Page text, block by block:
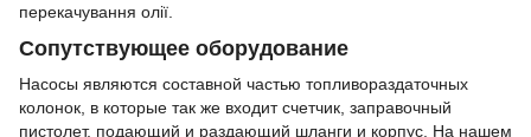
перекачування олії.
Сопутствующее оборудование
Насосы являются составной частью топливораздаточных
колонок, в которые так же входит счетчик, заправочный
пистолет, подающий и раздающий шланги и корпус. На нашем